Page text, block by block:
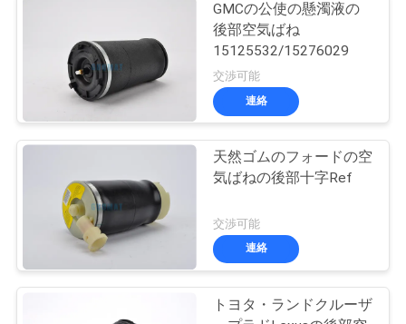
GMCの公使の懸濁液の
後部空気ばね
15125532/15276029
交渉可能
連絡
天然ゴムのフォードの空
気ばねの後部十字Ref
交渉可能
連絡
トヨタ・ランドクルーザ